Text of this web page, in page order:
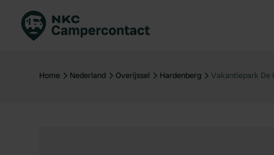
Nederland
Home Nederland Overijssel Hardenberg Vakantiepark De